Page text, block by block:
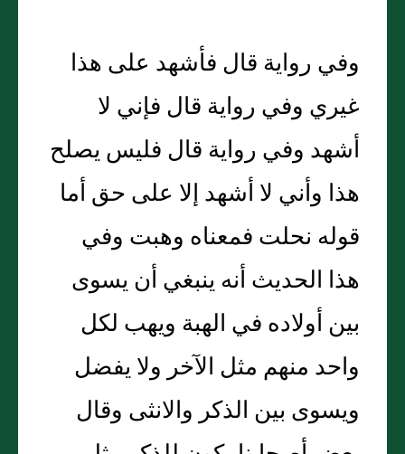
وفي رواية قال فأشهد على هذا
غيري وفي رواية قال فإني لا
أشهد وفي رواية قال فليس يصلح
هذا وأني لا أشهد إلا على حق أما
قوله نحلت فمعناه وهبت وفي
هذا الحديث أنه ينبغي أن يسوى
بين أولاده في الهبة ويهب لكل
واحد منهم مثل الآخر ولا يفضل
ويسوى بين الذكر والانثى وقال